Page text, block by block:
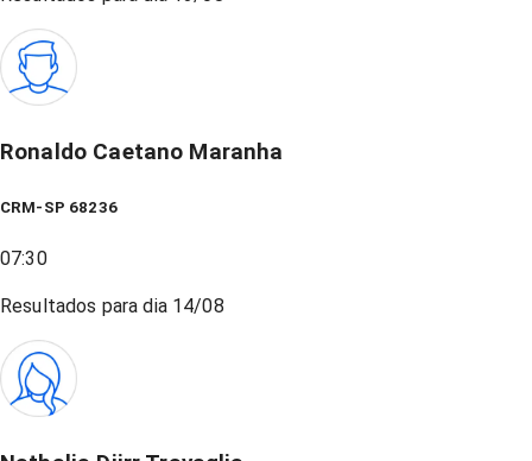
Ronaldo Caetano Maranha
CRM-SP 68236
07:30
Resultados para dia 14/08